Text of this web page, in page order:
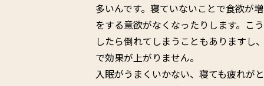
多いんです。寝ていないことで食欲が
をする意欲がなくなったりします。こ
したら倒れてしまうこともありますし
で効果が上がりません。
入眠がうまくいかない、寝ても疲れが